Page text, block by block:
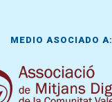
MEDIO ASOCIADO A: